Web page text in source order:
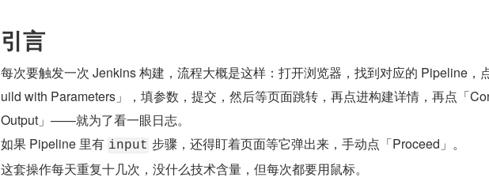
引言
每次要触发一次 Jenkins 构建，流程大概是这样：打开浏览器，找到对应的 Pipeline，
uild with Parameters」，填参数，提交，然后等页面跳转，再点进构建详情，再点「
Output」——就为了看一眼日志。
如果 Pipeline 里有 input 步骤，还得盯着页面等它弹出来，手动点「Proceed」。
这套操作每天重复十几次，没什么技术含量，但每次都要用鼠标。